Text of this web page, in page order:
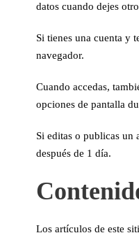
datos cuando dejes
Si tienes una cuenta y
navegador.
Cuando accedas,
opciones de pantalla
Si editas o publicas un
después de 1 día.
Los artículos de este